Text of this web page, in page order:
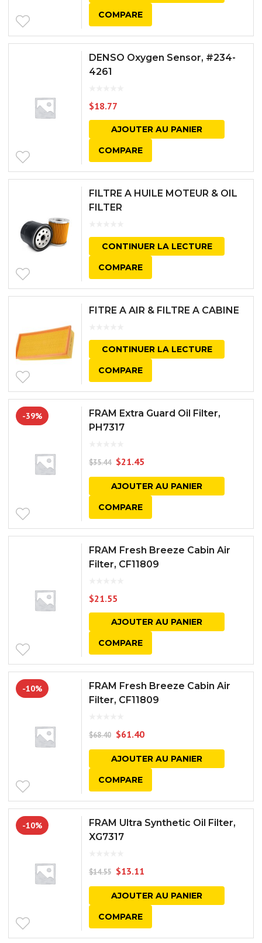
COMPARE
DENSO Oxygen Sensor, #234-
4261
$18.77
AJOUTER AU PANIER
COMPARE
FILTRE A HUILE MOTEUR & OIL
FILTER
CONTINUER LA LECTURE
COMPARE
FITRE A AIR & FILTRE A CABINE
CONTINUER LA LECTURE
COMPARE
-39%
FRAM Extra Guard Oil Filter,
PH7317
$35.44 $21.45
AJOUTER AU PANIER
COMPARE
FRAM Fresh Breeze Cabin Air
Filter, CF11809
$21.55
AJOUTER AU PANIER
COMPARE
-10%
FRAM Fresh Breeze Cabin Air
Filter, CF11809
$68.40 $61.40
AJOUTER AU PANIER
COMPARE
-10%
FRAM Ultra Synthetic Oil Filter,
XG7317
$14.55 $13.11
AJOUTER AU PANIER
COMPARE